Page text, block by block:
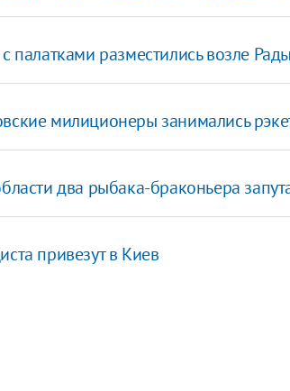
палатками разместились возле Рады
милиционеры занимались
два рыбака-браконьера
привезут в Киев